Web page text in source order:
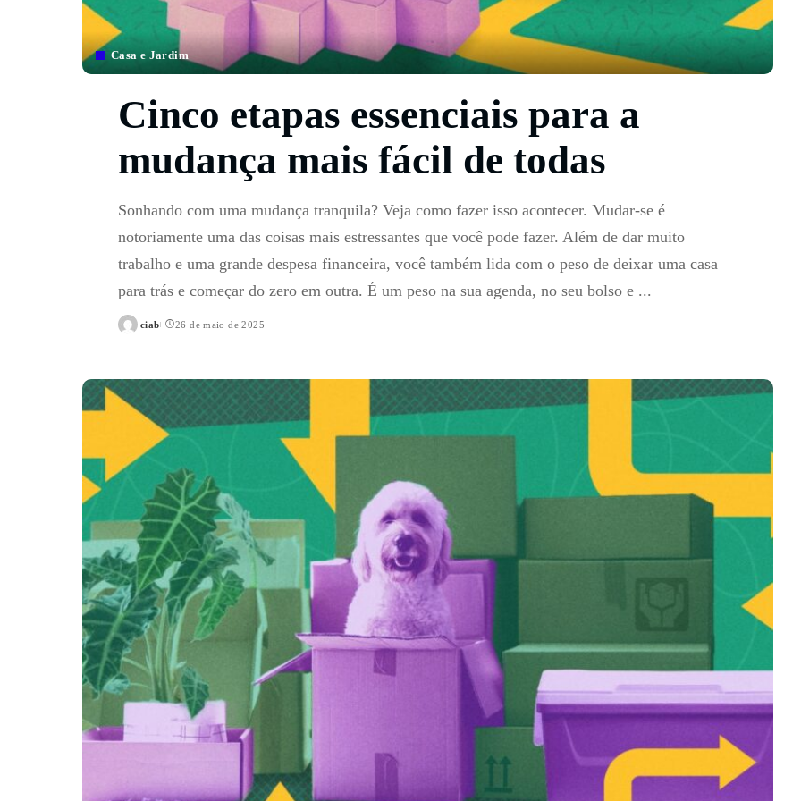
Casa e Jardim
Cinco etapas essenciais para a
mudança mais fácil de todas
Sonhando com uma mudança tranquila? Veja como fazer isso acontecer. Mudar-se é
notoriamente uma das coisas mais estressantes que você pode fazer. Além de dar muito
trabalho e uma grande despesa financeira, você também lida com o peso de deixar uma casa
para trás e começar do zero em outra. É um peso na sua agenda, no seu bolso e ...
Posted
ciab 26 de maio de 2025